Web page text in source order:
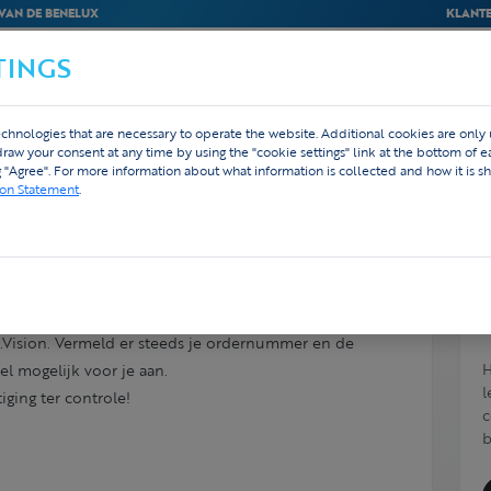
DE BENELUX
BEDRIJVEN
Vermeld er steeds je ordernummer en de
mogelijk voor je aan.
ter controle!
that are necessary to operate the website. Additional cookies are only
your consent at any time by using the "cookie settings" link at the bottom of
For more information about what information is collected and how it is
Statement.